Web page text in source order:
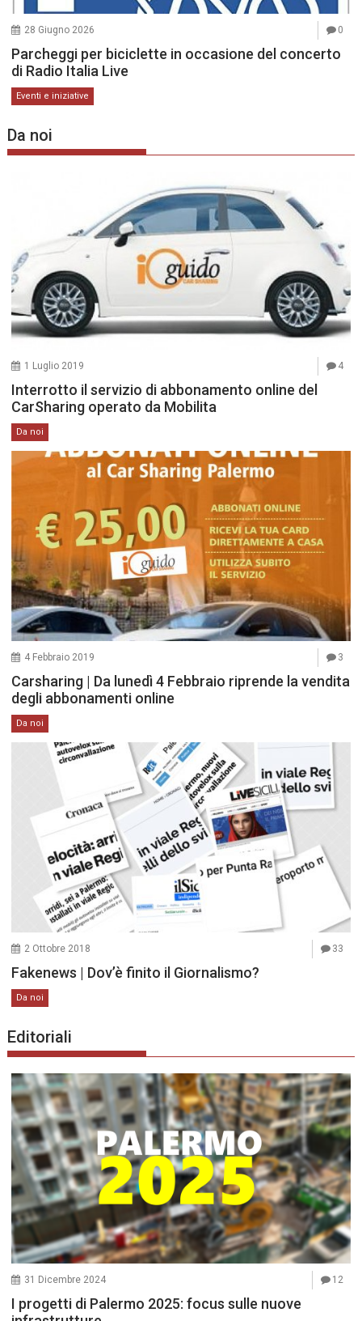
28 Giugno 2026 0
Parcheggi per biciclette in occasione del concerto
di Radio Italia Live
Eventi e iniziative
Da noi
1 Luglio 2019 4
Interrotto il servizio di abbonamento online del
CarSharing operato da Mobilita
Da noi
4 Febbraio 2019 3
Carsharing | Da lunedì 4 Febbraio riprende la vendita
degli abbonamenti online
Da noi
2 Ottobre 2018 33
Fakenews | Dov’è finito il Giornalismo?
Da noi
Editoriali
31 Dicembre 2024 12
I progetti di Palermo 2025: focus sulle nuove